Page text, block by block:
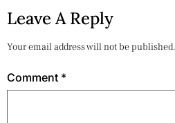
Leave A Reply
Your email address will not be published.
Comment *